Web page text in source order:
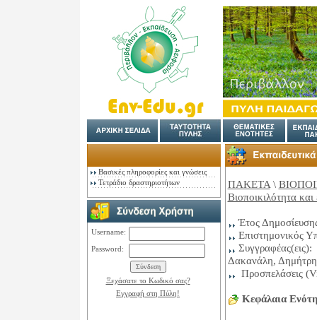
Βασικές πληροφορίες και γνώσεις
Τετράδιο δραστηριοτήτων
Username:
Password:
Ξεχάσατε το Κωδικό σας?
Εγγραφή στη Πύλη!
ΠΑΚΕΤΑ\
Βιοποικιλότητα
Έτος
Επιστημονικός
Δακανάλη,
Προσπελάσεις
Κεφάλαια